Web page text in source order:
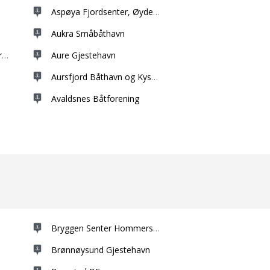
Aspøya Fjordsenter, Øydegard
Aukra Småbåthavn
Aure Gjestehavn
Aursfjord Båthavn og Kystkultursenter
Avaldsnes Båtforening
Bryggen Senter Hommersåk
Brønnøysund Gjestehavn